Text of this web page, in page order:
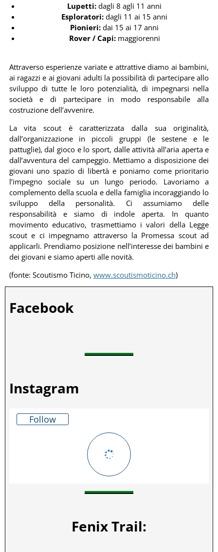
Lupetti: dagli 8 agli 11 anni
Esploratori: dagli 11 ai 15 anni
Pionieri: dai 15 ai 17 anni
Rover / Capi:maggiorenni
Attraverso esperienze variate e attrattive diamo ai bambini,
ai ragazzi e ai giovani adulti la possibilità di partecipare allo
sviluppo di tutte le loro potenzialità, di impegnarsi nella
società e di partecipare in modo responsabile alla
costruzione dell’avvenire.
La vita scout è caratterizzata dalla sua originalità,
dall’organizzazione in piccoli gruppi (le sestene e le
pattuglie), dal gioco e lo sport, dalle attività all’aria aperta e
dall’avventura del campeggio. Mettiamo a disposizione dei
giovani uno spazio di libertà e poniamo come prioritario
l’impegno sociale su un lungo periodo. Lavoriamo a
complemento della scuola e della famiglia incoraggiando lo
sviluppo della personalità. Ci assumiamo delle
responsabilità e siamo di indole aperta. In quanto
movimento educativo, trasmettiamo i valori della Legge
scout e ci impegnamo attraverso la Promessa scout ad
applicarli. Prendiamo posizione nell’interesse dei bambini e
dei giovani e siamo aperti alle novità.
(fonte: Scoutismo Ticino, www.scoutismoticino.ch)
Facebook
Instagram
Follow
Fenix Trail: